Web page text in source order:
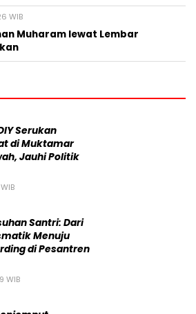
WIB
Muharam lewat Lembar
Serukan
di Muktamar
Jauhi Politik
Santri: Dari
Menuju
di Pesantren
WIB